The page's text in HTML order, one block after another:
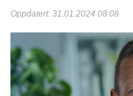
Oppdatert: 31.01.2024 08:08